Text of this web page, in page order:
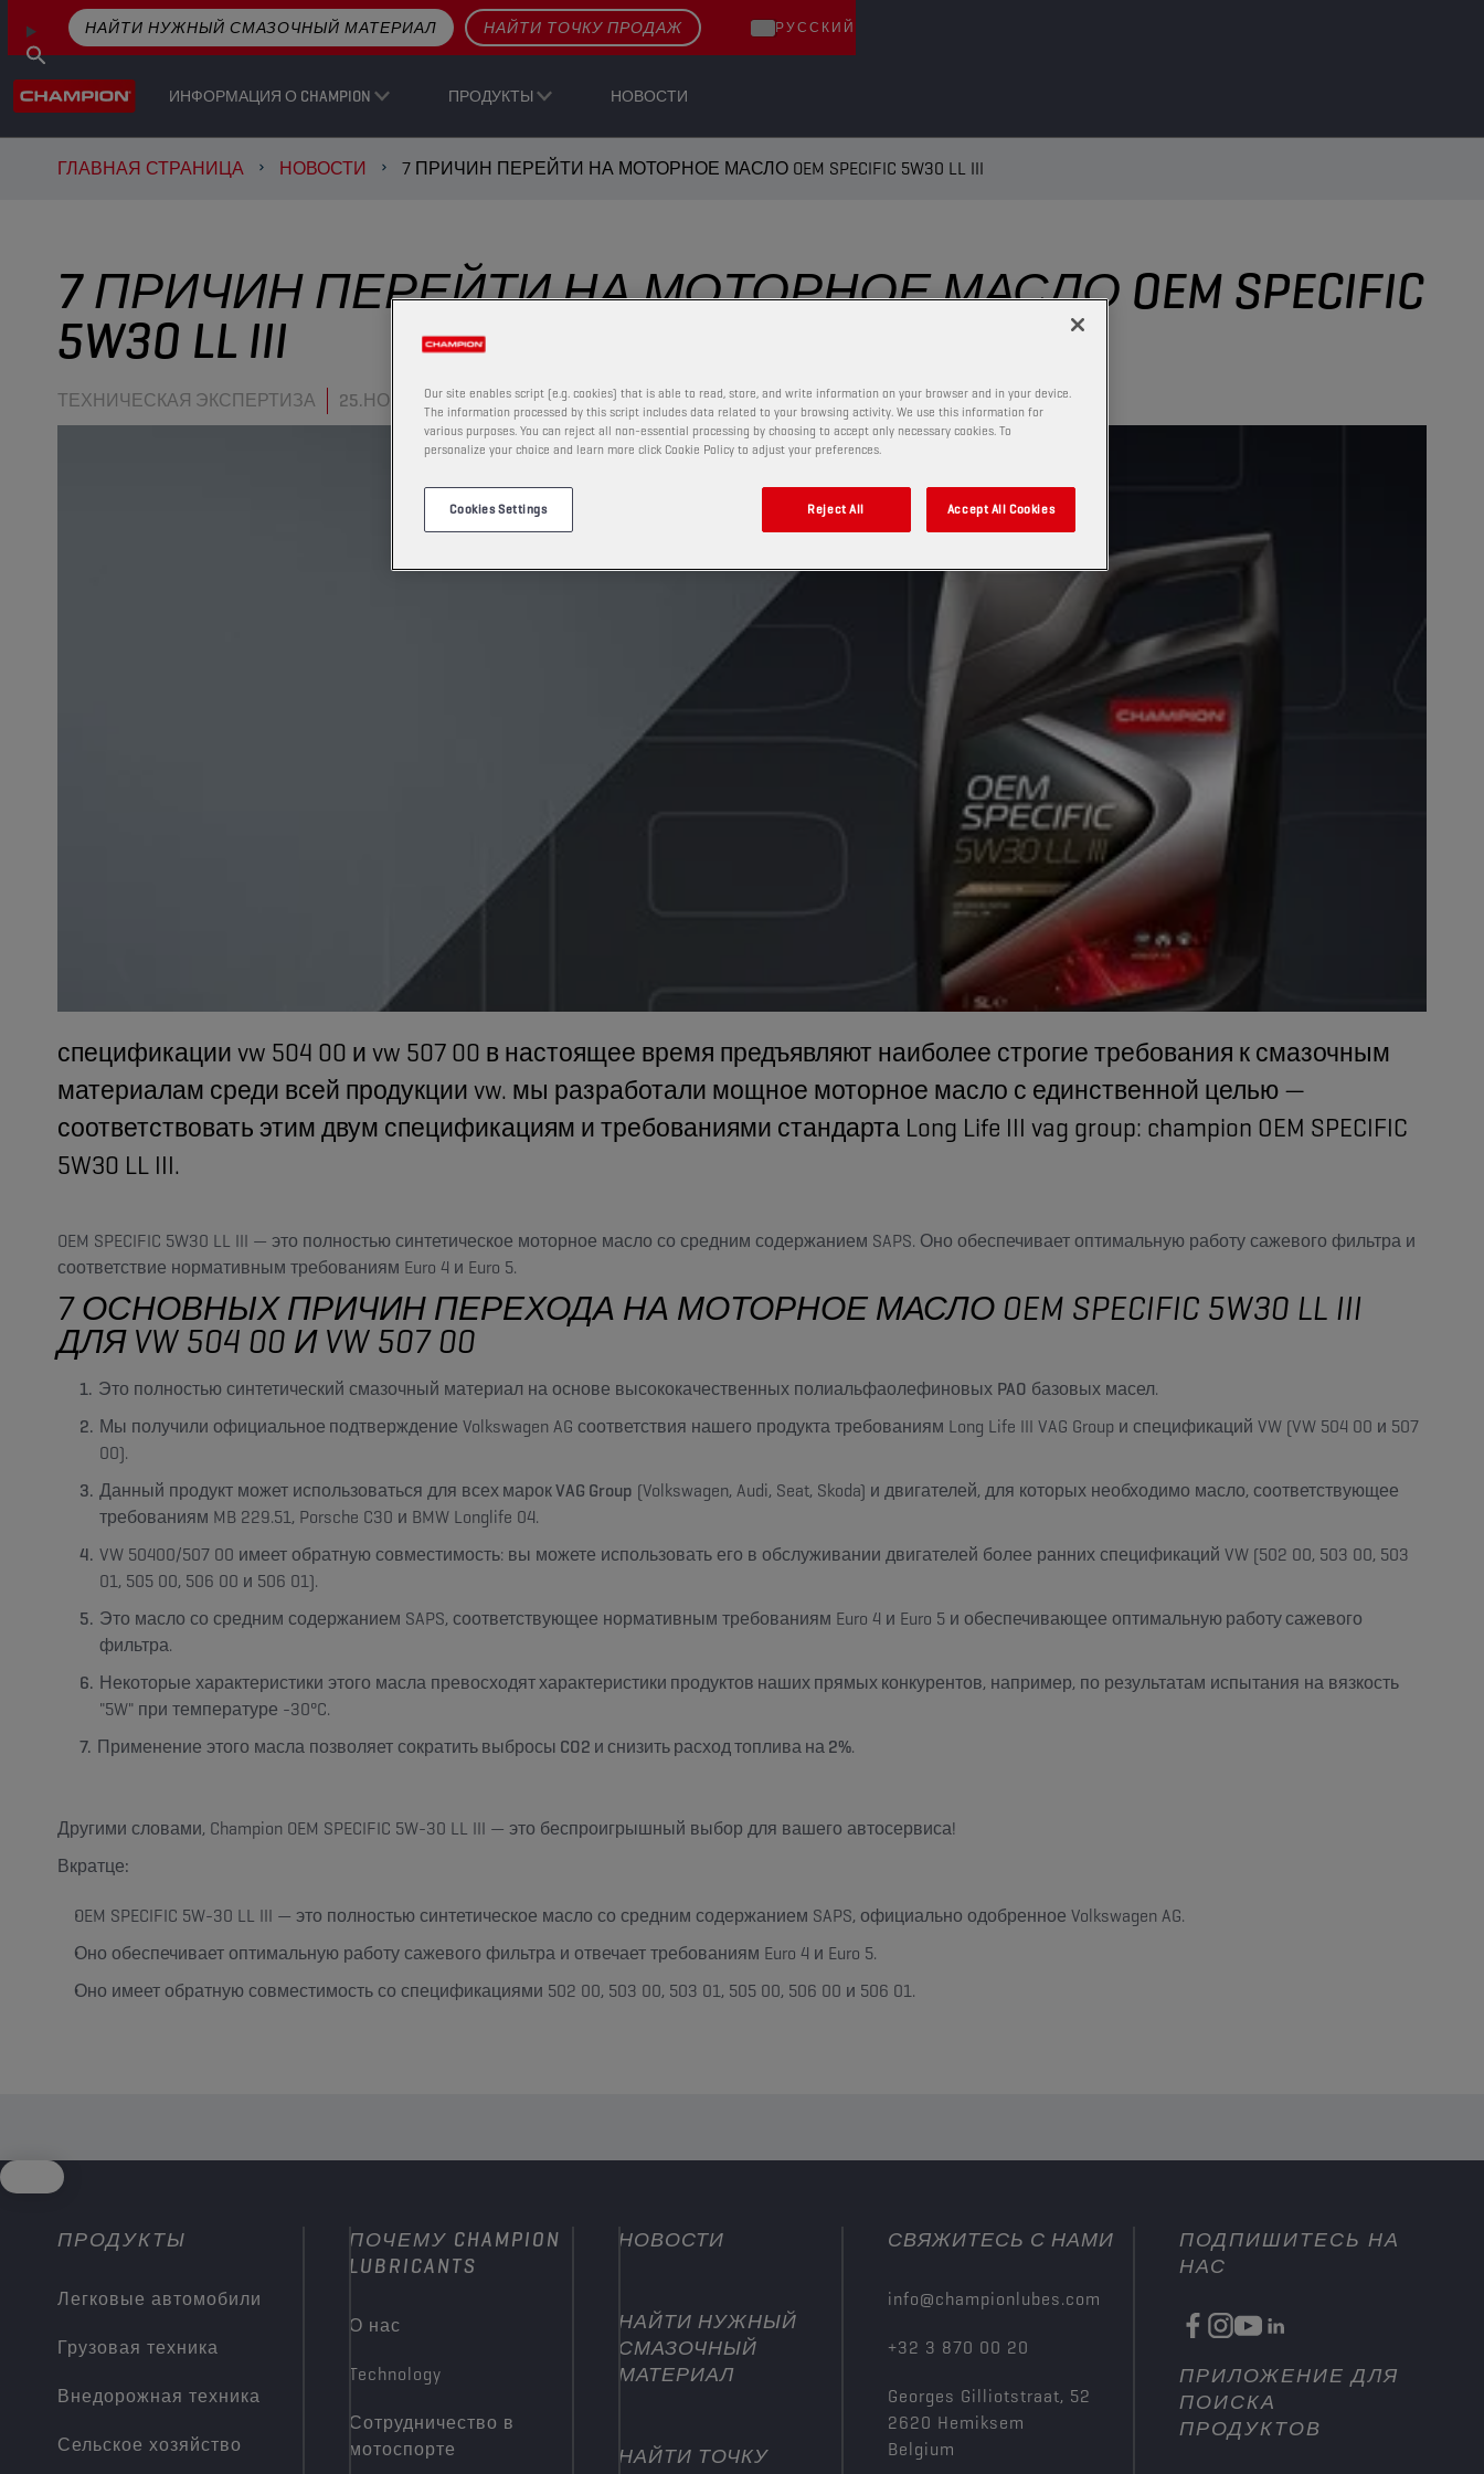
ИНФОРМАЦИЯ О CHAMPION ПРОДУКТЫ НОВОСТИ
НАЙТИ НУЖНЫЙ СМАЗОЧНЫЙ МАТЕРИАЛ НАЙТИ ТОЧКУ ПРОДАЖ РУССКИЙ
ГЛАВНАЯ СТРАНИЦА НОВОСТИ 7 ПРИЧИН ПЕРЕЙТИ НА МОТОРНОЕ МАСЛО OEM SPECIFIC 5W30 LL III
7 ПРИЧИН ПЕРЕЙТИ НА МОТОРНОЕ МАСЛО OEM SPECIFIC
5W30 LL III
ТЕХНИЧЕСКАЯ ЭКСПЕРТИЗА 25.НОЯБ..2021
спецификации vw 504 00 и vw 507 00 в настоящее время предъявляют наиболее строгие требования к смазочным
материалам среди всей продукции vw. мы разработали мощное моторное масло с единственной целью —
соответствовать этим двум спецификациям и требованиями стандарта Long Life III vag group: champion OEM SPECIFIC
5W30 LL III.
OEM SPECIFIC 5W30 LL III — это полностью синтетическое моторное масло со средним содержанием SAPS. Оно обеспечивает оптимальную работу сажевого фильтра и
соответствие нормативным требованиям Euro 4 и Euro 5.
7 ОСНОВНЫХ ПРИЧИН ПЕРЕХОДА НА МОТОРНОЕ МАСЛО OEM SPECIFIC 5W30 LL III
ДЛЯ VW 504 00 И VW 507 00
Это полностью синтетический смазочный материал на основе высококачественных полиальфаолефиновых PAO базовых масел.
Мы получили официальное подтверждение Volkswagen AG соответствия нашего продукта требованиям Long Life III VAG Group и спецификаций VW (VW 504 00 и 507
00).
Данный продукт может использоваться для всех марок VAG Group (Volkswagen, Audi, Seat, Skoda) и двигателей, для которых необходимо масло, соответствующее
требованиям MB 229.51, Porsche C30 и BMW Longlife 04.
VW 50400/507 00 имеет обратную совместимость: вы можете использовать его в обслуживании двигателей более ранних спецификаций VW (502 00, 503 00, 503
01, 505 00, 506 00 и 506 01).
Это масло со средним содержанием SAPS, соответствующее нормативным требованиям Euro 4 и Euro 5 и обеспечивающее оптимальную работу сажевого
фильтра.
Некоторые характеристики этого масла превосходят характеристики продуктов наших прямых конкурентов, например, по результатам испытания на вязкость
"5W" при температуре -30°C.
Применение этого масла позволяетсократить выбросы CO2 и снизить расход топлива на 2%.
Другими словами, Champion OEM SPECIFIC 5W-30 LL III — это беспроигрышный выбор для вашего автосервиса!
Вкратце:
OEM SPECIFIC 5W-30 LL III — это полностью синтетическое масло со средним содержанием SAPS, официально одобренное Volkswagen AG.
Оно обеспечивает оптимальную работу сажевого фильтра и отвечает требованиям Euro 4 и Euro 5.
Оно имеет обратную совместимость со спецификациями 502 00, 503 00, 503 01, 505 00, 506 00 и 506 01.
ПРОДУКТЫ
Легковые автомобили
Грузовая техника
Внедорожная техника
Сельское хозяйство
ПОЧЕМУ CHAMPION
LUBRICANTS
О нас
Technology
Сотрудничество в
мотоспорте
НОВОСТИ
НАЙТИ НУЖНЫЙ
СМАЗОЧНЫЙ
МАТЕРИАЛ
НАЙТИ ТОЧКУ
СВЯЖИТЕСЬ С НАМИ
info@championlubes.com
+32 3 870 00 20
Georges Gilliotstraat, 52
2620 Hemiksem
Belgium
ПОДПИШИТЕСЬ НА
НАС
ПРИЛОЖЕНИЕ ДЛЯ
ПОИСКА
ПРОДУКТОВ
Our site enables script (e.g. cookies) that is able to read, store, and write information on your browser and in your device.
The information processed by this script includes data related to your browsing activity. We use this information for
various purposes. You can reject all non-essential processing by choosing to accept only necessary cookies. To
personalize your choice and learn more click Cookie Policy to adjust your preferences.
Cookies Settings Reject All Accept All Cookies